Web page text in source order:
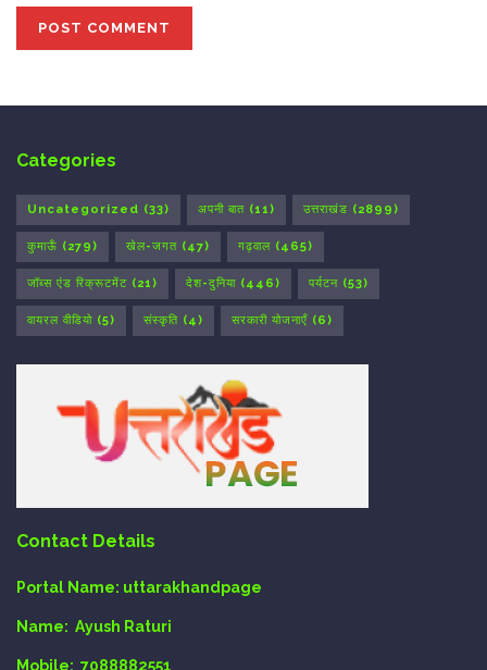
Categories
Uncategorized (33) अपनी बात (11) उत्तराखंड (2899)
कुमाऊँ (279) खेल-जगत (47) गढ़वाल (465)
जॉब्स एंड रिक्रूटमेंट (21) देश-दुनिया (446) पर्यटन (53)
वायरल वीडियो (5) संस्कृति (4) सरकारी योजनाएँ (6)
Contact Details
Portal Name: uttarakhandpage
Name: Ayush Raturi
Mobile: 7088882551